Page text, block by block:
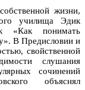
жизни,
училища Эдик
«Как понимать
В Предисловии и
свойственной
слушания
сочинений
объяснял